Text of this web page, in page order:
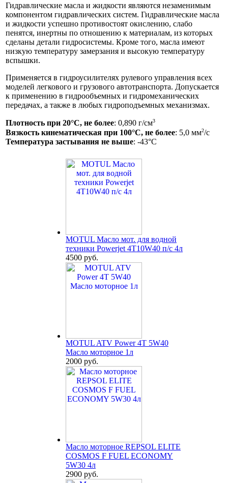
Гидравлические масла и жидкости являются незаменимым
компонентом гидравлических систем. Гидравлические масла
и жидкости успешно противостоят окислению, слабо
пенятся, инертны по отношению к материалам, из которых
сделаны детали гидросистемы. Кроме того, масла имеют
низкую температуру замерзания и высокую температуру
вспышки.
Применяется в гидроусилителях рулевого управления всех
моделей легкового и грузового автотранспорта. Допускается
к применению в гидрообъемных и гидромеханических
передачах, а также в любых гидроподъемных механизмах.
Плотность при 20°С, не более: 0,890 г/см3
Вязкость кинематическая при 100°С, не более: 5,0 мм2/с
Температура застывания не выше: -43°С
MOTUL Масло мот. для водной
техники Powerjet 4T10W40 п/с 4л
4500 руб.
MOTUL ATV Power 4T 5W40
Масло моторное 1л
2000 руб.
Масло моторное REPSOL ELITE
COSMOS F FUEL ECONOMY
5W30 4л
2900 руб.